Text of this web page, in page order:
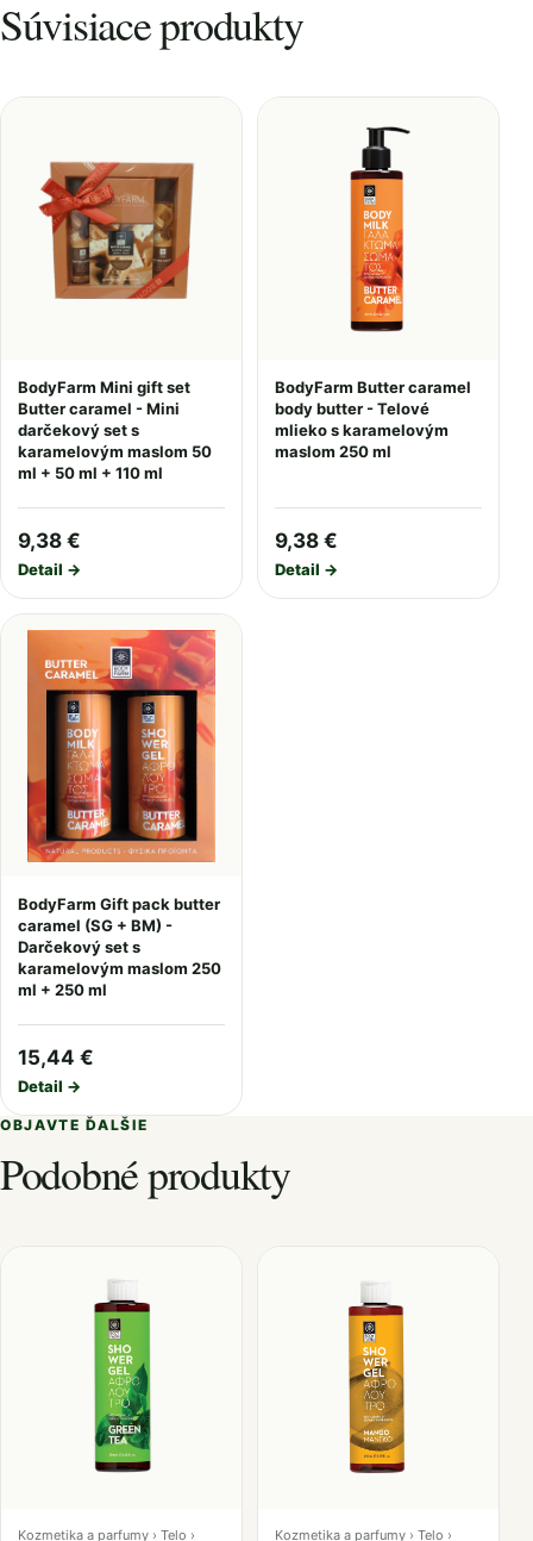
Súvisiace produkty
BodyFarm Mini gift set
Butter caramel - Mini
darčekový set s
karamelovým maslom 50
ml + 50 ml + 110 ml
9,38 €
Detail →
BodyFarm Butter caramel
body butter - Telové
mlieko s karamelovým
maslom 250 ml
9,38 €
Detail →
BodyFarm Gift pack butter
caramel (SG + BM) -
Darčekový set s
karamelovým maslom 250
ml + 250 ml
15,44 €
Detail →
OBJAVTE ĎALŠIE
Podobné produkty
Kozmetika a parfumy › Telo ›
Kozmetika a parfumy › Telo ›